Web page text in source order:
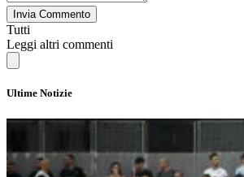
Invia Commento
Tutti
Leggi altri commenti
Ultime Notizie